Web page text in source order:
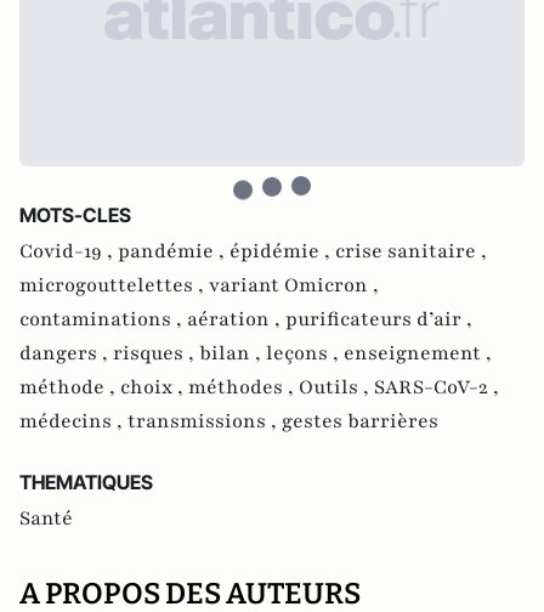
MOTS-CLES
Covid-19 , pandémie , épidémie , crise sanitaire ,
microgouttelettes , variant Omicron ,
contaminations , aération , purificateurs d’air ,
dangers , risques , bilan , leçons , enseignement ,
méthode , choix , méthodes , Outils , SARS-CoV-2 ,
médecins , transmissions , gestes barrières
THEMATIQUES
Santé
A PROPOS DES AUTEURS